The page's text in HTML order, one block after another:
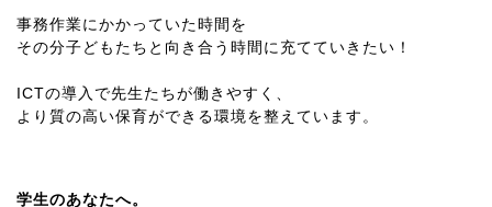
事務作業にかかっていた時間を
その分子どもたちと向き合う時間に充てていきたい！
ICTの導入で先生たちが働きやすく、
より質の高い保育ができる環境を整えています。
学生のあなたへ。